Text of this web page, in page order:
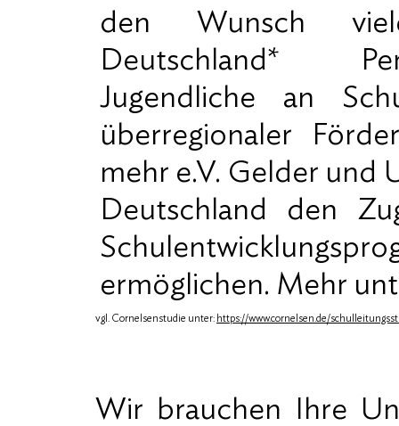
den Wunsch
Deutschland*
Jugendliche an
überregionaler
mehr e.V. Gelder und
Deutschland den
ermöglichen. Mehr
vgl. Cornelsenstudie unter: https://www.cornelsen.de/
Wir brauchen Ihre